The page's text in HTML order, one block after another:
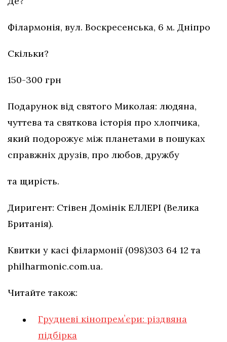
Філармонія, вул. Воскресенська, 6 м. Дніпро
Скільки?
150-300 грн
Подарунок від святого Миколая: людяна,
чуттева та святкова історія про хлопчика,
який подорожує між планетами в пошуках
справжніх друзів, про любов, дружбу
та щирість.
Диригент: Стівен Домінік ЕЛЛЕРІ (Велика
Британія).
Квитки у касі філармонії (098)303 64 12 та
philharmonic.com.ua.
Читайте також:
Грудневі кінопремʼєри: різдвяна
підбірка